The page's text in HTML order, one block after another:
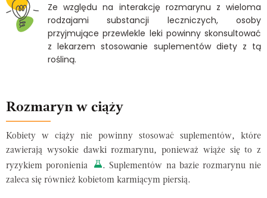
Ze względu na interakcję rozmarynu z wieloma
rodzajami substancji leczniczych, osoby
przyjmujące przewlekle leki powinny skonsultować
z lekarzem stosowanie suplementów diety z tą
rośliną.
Rozmaryn w ciąży
Kobiety w ciąży nie powinny stosować suplementów, które
zawierają wysokie dawki rozmarynu, ponieważ wiąże się to z
ryzykiem poronienia
. Suplementów na bazie rozmarynu nie
zaleca się również kobietom karmiącym piersią.